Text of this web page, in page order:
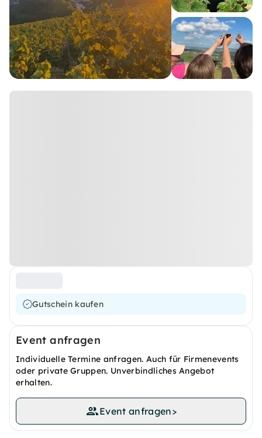
Gutschein kaufen
Event anfragen
Individuelle Termine anfragen. Auch für Firmenevents
oder private Gruppen. Unverbindliches Angebot
erhalten.
Event anfragen>